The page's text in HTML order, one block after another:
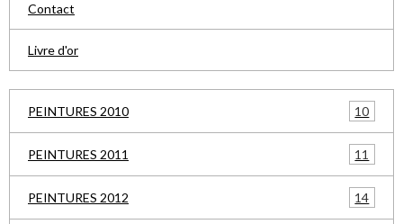
Contact
Livre d'or
PEINTURES 2010 10
PEINTURES 2011 11
PEINTURES 2012 14